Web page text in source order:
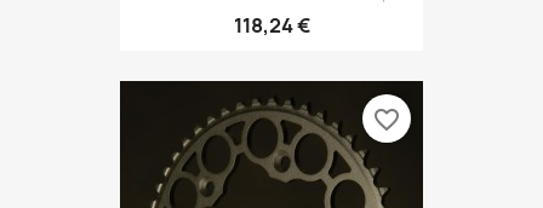
118,24 €
favorite_border